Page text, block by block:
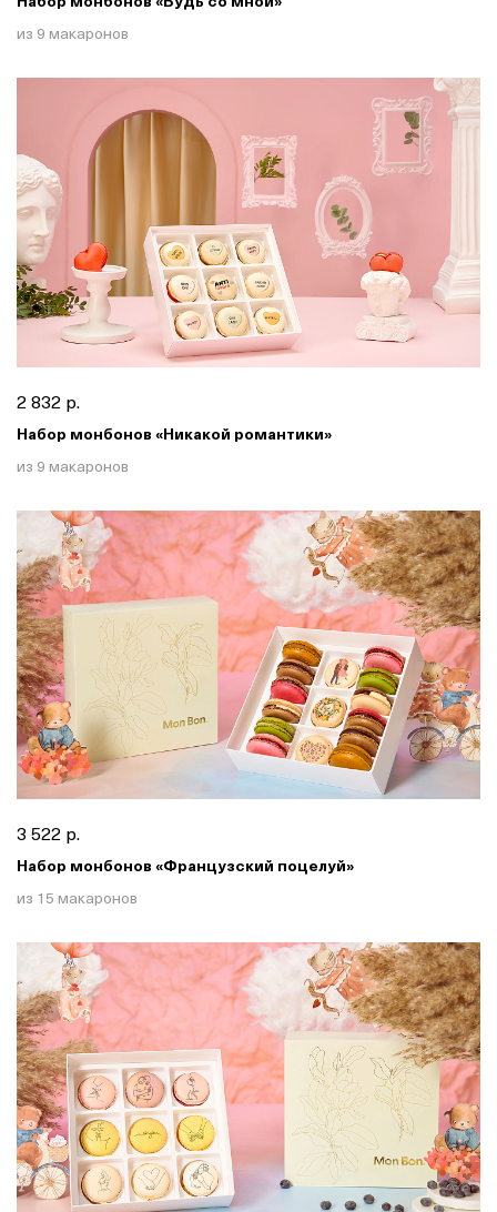
из 9 макаронов
2 832 р.
Набор монбонов «Никакой романтики»
из 9 макаронов
3 522 р.
Набор монбонов «Французский поцелуй»
из 15 макаронов